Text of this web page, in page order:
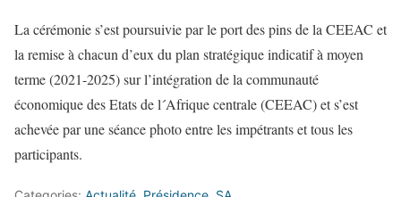
La cérémonie s’est poursuivie par le port des pins de la CEEAC et
la remise à chacun d’eux du plan stratégique indicatif à moyen
terme (2021-2025) sur l’intégration de la communauté
économique des Etats de l´Afrique centrale (CEEAC) et s’est
achevée par une séance photo entre les impétrants et tous les
participants.